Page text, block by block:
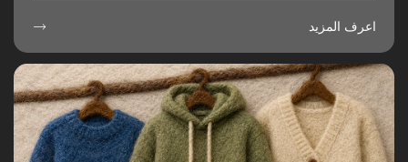
اعرف المزيد 